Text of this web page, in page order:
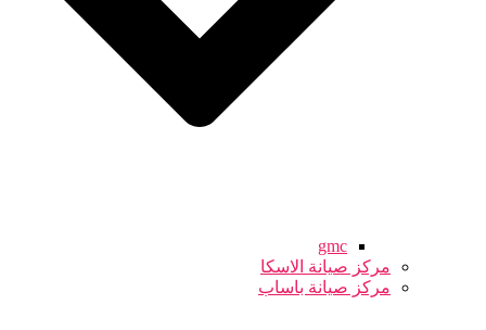
gmc
مركز صيانة الاسكا
مركز صيانة باساب